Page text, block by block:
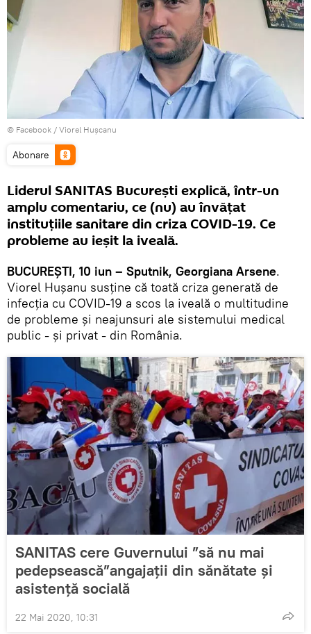
© Facebook / Viorel Hușcanu
Abonare
Liderul SANITAS București explică, într-un
amplu comentariu, ce (nu) au învățat
instituțiile sanitare din criza COVID-19. Ce
probleme au ieșit la iveală.
BUCUREȘTI, 10 iun – Sputnik, Georgiana Arsene.
Viorel Hușanu susține că toată criza generată de
infecția cu COVID-19 a scos la iveală o multitudine
de probleme și neajunsuri ale sistemului medical
public - și privat - din România.
SANITAS cere Guvernului ”să nu mai
pedepsească”angajații din sănătate și
asistență socială
22 Mai 2020, 10:31